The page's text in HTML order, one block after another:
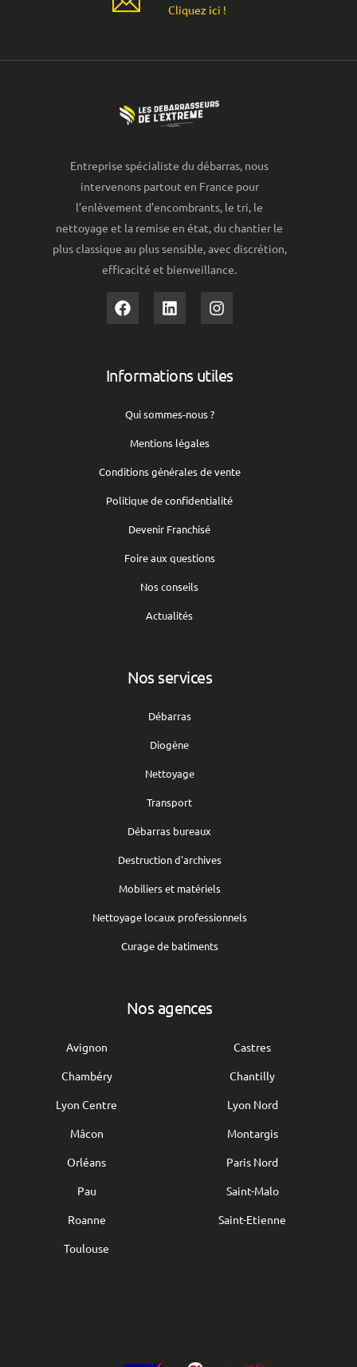
Cliquez ici !
Entreprise spécialiste du débarras, nous
intervenons partout en France pour
l’enlèvement d’encombrants, le tri, le
nettoyage et la remise en état, du chantier le
plus classique au plus sensible, avec discrétion,
efficacité et bienveillance.
Informations utiles
Qui sommes-nous ?
Mentions légales
Conditions générales de vente
Politique de confidentialité
Devenir Franchisé
Foire aux questions
Nos conseils
Actualités
Nos services
Débarras
Diogène
Nettoyage
Transport
Débarras bureaux
Destruction d'archives
Mobiliers et matériels
Nettoyage locaux professionnels
Curage de batiments
Nos agences
Avignon
Castres
Chambéry
Chantilly
Lyon Centre
Lyon Nord
Mâcon
Montargis
Orléans
Paris Nord
Pau
Saint-Malo
Roanne
Saint-Etienne
Toulouse